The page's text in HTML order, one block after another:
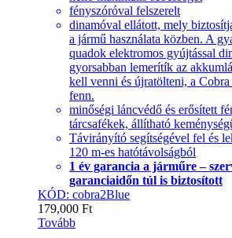
fényszóróval felszerelt
dinamóval ellátott, mely
a jármű használata közben. A
quadok elektromos gyújtással
gyorsabban lemerítík az
kell venni és újratölteni, a Cobra
fenn.
minőségi láncvédő és erősített
tárcsafékek, állítható
Távirányító segítségével fel és
120 m-es hatótávolságból
1 év garancia a járműre –
garanciaidőn túl is biztosított
KÓD: cobra2Blue
179,000 Ft
Tovább